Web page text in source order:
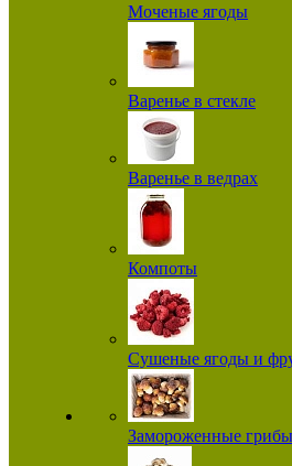
Моченые ягоды
Варенье в стекле
Варенье в ведрах
Компоты
Сушеные ягоды и
Замороженные грибы